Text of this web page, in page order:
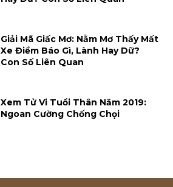
Giải Mã Giấc Mơ: Nằm Mơ Thấy Mất
Xe Điềm Báo Gì, Lành Hay Dữ?
Con Số Liên Quan
Xem Tử Vi Tuổi Thân Năm 2019:
Ngoan Cường Chống Chọi